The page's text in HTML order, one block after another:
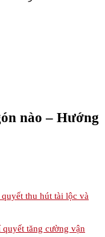
nào – Hướng
thu hút tài lộc và
tăng cường vận